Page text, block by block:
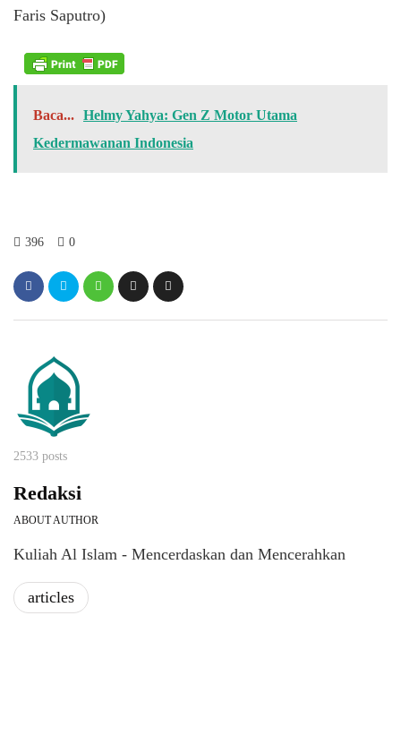
Faris Saputro)
Baca... Helmy Yahya: Gen Z Motor Utama
Kedermawanan Indonesia
396 0
2533 posts
Redaksi
ABOUT AUTHOR
Kuliah Al Islam - Mencerdaskan dan Mencerahkan
articles